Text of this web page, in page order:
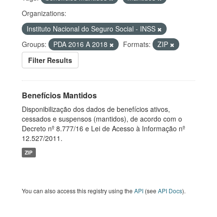
Organizations:
Instituto Nacional do Seguro Social - INSS
Groups:
PDA 2016 A 2018 Formats:
ZIP
Filter Results
Benefícios Mantidos
Disponibilização dos dados de benefícios ativos,
cessados e suspensos (mantidos), de acordo com o
Decreto nº 8.777/16 e Lei de Acesso à Informação nº
12.527/2011.
ZIP
You can also access this registry using the API (see API Docs).